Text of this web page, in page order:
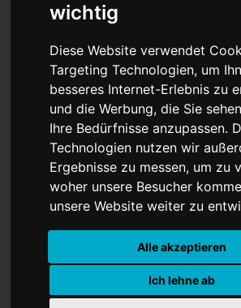
wichtig
Diese Website verwendet
Targeting Technologien, um
besseres Internet-Erlebnis zu
und die Werbung, die Sie
Ihre Bedürfnisse anzupassen.
Technologien nutzen wir
Ergebnisse zu messen, um zu
woher unsere Besucher
unsere Website weiter zu
Alle akzeptieren
Ich lehne ab
Heimat shoppen -
wichtig wie noch
Aktion am 10. und 11.
Städten der Region